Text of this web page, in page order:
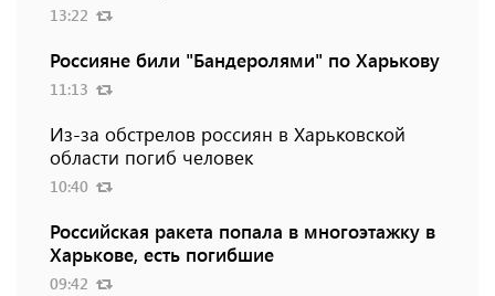
13:22
Россияне били "Бандеролями" по Харькову
11:13
Из-за обстрелов россиян в Харьковской
области погиб человек
10:40
Российская ракета попала в многоэтажку в
Харькове, есть погибшие
09:42